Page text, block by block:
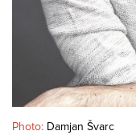
Photo: Damjan Švarc